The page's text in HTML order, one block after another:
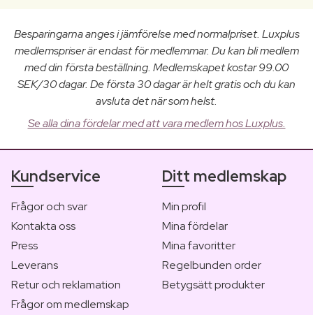
Besparingarna anges i jämförelse med normalpriset. Luxplus
medlemspriser är endast för medlemmar. Du kan bli medlem
med din första beställning. Medlemskapet kostar 99.00
SEK/30 dagar. De första 30 dagar är helt gratis och du kan
avsluta det när som helst.
Se alla dina fördelar med att vara medlem hos Luxplus.
Kundservice
Frågor och svar
Kontakta oss
Press
Leverans
Retur och reklamation
Frågor om medlemskap
Ditt medlemskap
Min profil
Mina fördelar
Mina favoritter
Regelbunden order
Betygsätt produkter